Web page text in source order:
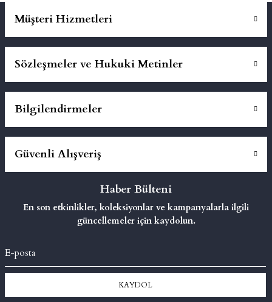
Müşteri Hizmetleri
Sözleşmeler ve Hukuki Metinler
Bilgilendirmeler
Güvenli Alışveriş
Haber Bülteni
En son etkinlikler, koleksiyonlar ve kampanyalarla ilgili
güncellemeler için kaydolun.
KAYDOL